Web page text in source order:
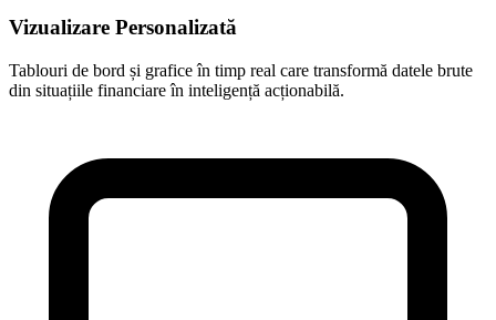
Vizualizare Personalizată
Tablouri de bord și grafice în timp real care transformă datele brute
din situațiile financiare în inteligență acționabilă.